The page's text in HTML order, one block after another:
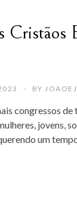
Cristãos
BY
congressos
jovens,
um